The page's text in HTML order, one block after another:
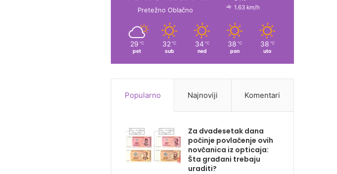
Pretežno Oblačno
1.63 km/h
29 ℃
pet
32 ℃
sub
34 ℃
ned
38 ℃
pon
38 ℃
uto
Popularno Najnoviji Komentari
Za dvadesetak dana
počinje povlačenje ovih
novčanica iz opticaja:
Šta građani trebaju
uraditi?